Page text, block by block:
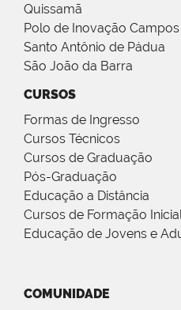
Quissamã
Polo de Inovação
Santo Antônio de Pádua
São João da Barra
CURSOS
Formas de Ingresso
Cursos Técnicos
Cursos de Graduação
Pós-Graduação
Educação a Distância
Cursos de Formação
Educação de Jovens e
COMUNIDADE